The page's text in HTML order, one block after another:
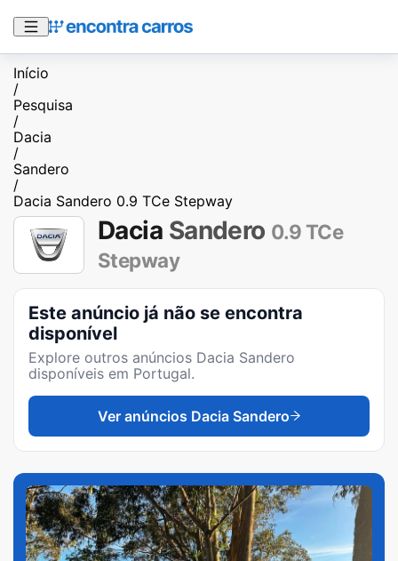
Início
/
Pesquisa
/
Dacia
/
Sandero
/
Dacia Sandero 0.9 TCe Stepway
Dacia Sandero 0.9 TCe
Stepway
Este anúncio já não se encontra
disponível
Explore outros anúncios Dacia Sandero
disponíveis em Portugal.
Ver anúncios Dacia Sandero